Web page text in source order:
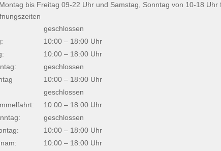
bis Freitag 09-22 Uhr und Samstag, Sonntag von 10-18 Uhr
geschlossen
10:00 – 18:00 Uhr
10:00 – 18:00 Uhr
geschlossen
10:00 – 18:00 Uhr
geschlossen
10:00 – 18:00 Uhr
geschlossen
10:00 – 18:00 Uhr
10:00 – 18:00 Uhr